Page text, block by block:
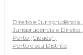
Direito e Jurisprudência
Jurisprudência e Direito
Porto [Cidade]
Porto e seu Distrito